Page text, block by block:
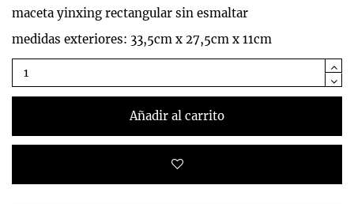
maceta yinxing rectangular sin esmaltar
medidas exteriores: 33,5cm x 27,5cm x 11cm
Añadir al carrito